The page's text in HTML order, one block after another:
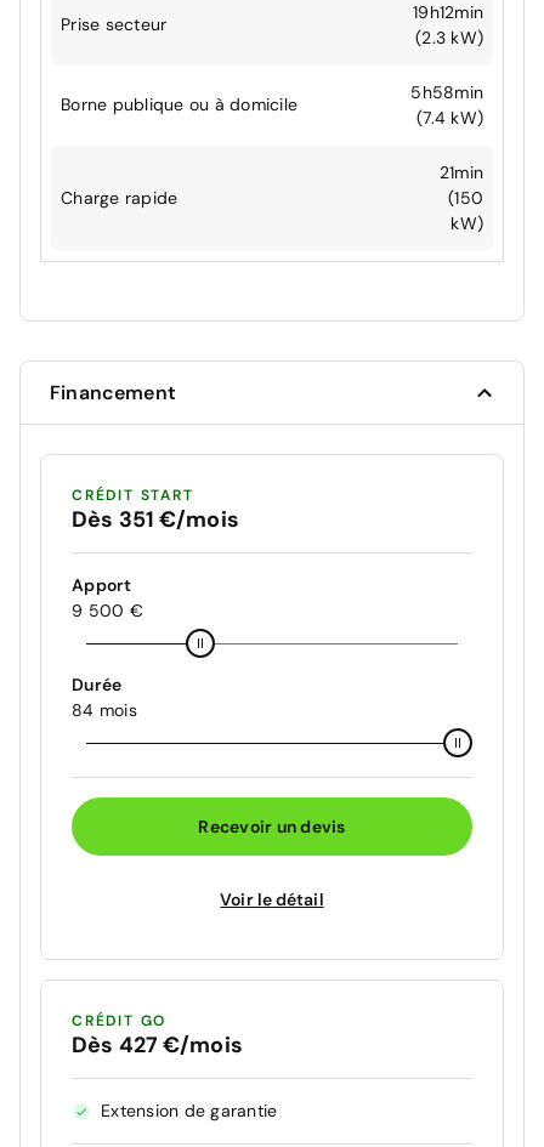
Prise secteur
19h12min
(2.3 kW)
Borne publique ou à domicile
5h58min
(7.4 kW)
Charge rapide
21min
(150
kW)
Financement
CRÉDIT START
Dès 351 €/mois
Apport
9 500 €
Durée
84 mois
Recevoir un devis
Voir le détail
CRÉDIT GO
Dès 427 €/mois
Extension de garantie